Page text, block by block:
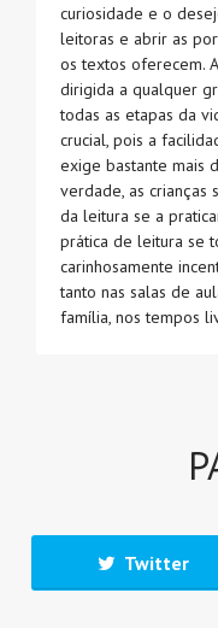
curiosidade e o
leitoras e abrir as
os textos oferecem.
dirigida a qualquer
todas as etapas da
crucial, pois a
exige bastante mais
verdade, as crianças
da leitura se a
prática de leitura se
carinhosamente
tanto nas salas de
família, nos tempos
Twitter